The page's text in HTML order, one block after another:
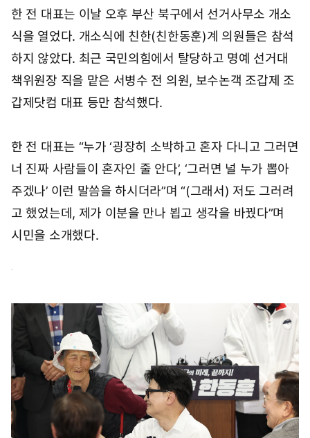
한 전 대표는 이날 오후 부산 북구에서 선거사무소 개소
식을 열었다. 개소식에 친한(친한동훈)계 의원들은 참석
하지 않았다. 최근 국민의힘에서 탈당하고 명예 선거대
책위원장 직을 맡은 서병수 전 의원, 보수논객 조갑제 조
갑제닷컴 대표 등만 참석했다.
한 전 대표는 “누가 ‘굉장히 소박하고 혼자 다니고 그러면
너 진짜 사람들이 혼자인 줄 안다’, ‘그러면 널 누가 뽑아
주겠나’ 이런 말씀을 하시더라”며 “(그래서) 저도 그러려
고 했었는데, 제가 이분을 만나 뵙고 생각을 바꿨다”며
시민을 소개했다.